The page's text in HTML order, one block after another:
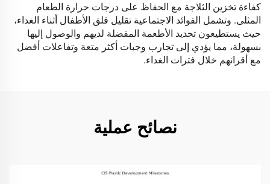
كفاءة تخزين الثلاجة مع الحفاظ على درجات حرارة الطعام
المثلى. وتشمل الفوائد الاجتماعية تقليل قلق الأطفال أثناء الغداء،
حيث يستطيعون تحديد الأطعمة المفضلة لديهم والوصول إليها
بسهولة، مما يؤدي إلى تجارب وجبات أكثر متعة وتفاعلات أفضل
مع أقرانهم خلال فترات الغداء.
نصائح عملية